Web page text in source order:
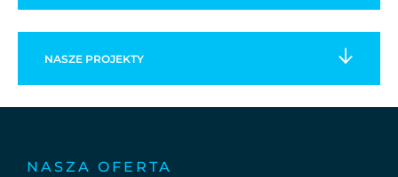
NASZE PROJEKTY
NASZA OFERTA